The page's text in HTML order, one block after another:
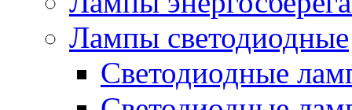
Лампы светодиодные
Светодиодные